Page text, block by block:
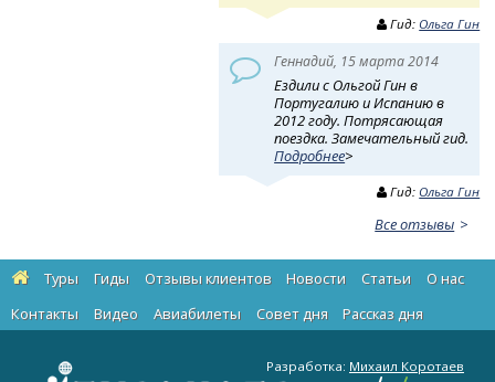
Гид: Ольга Гин
Геннадий, 15 марта 2014
Ездили с Ольгой Гин в
Португалию и Испанию в
2012 году. Потрясающая
поездка. Замечательный гид.
Подробнее>
Гид: Ольга Гин
Все отзывы
Туры Гиды Отзывы клиентов Новости Статьи
О нас
Контакты
Видео Авиабилеты Cовет дня Рассказ дня
Разработка: Михаил Коротаев